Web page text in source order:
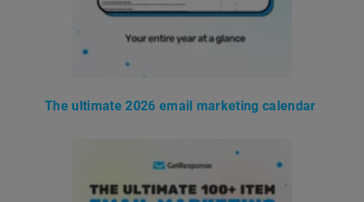
The ultimate 2026 email marketing calendar